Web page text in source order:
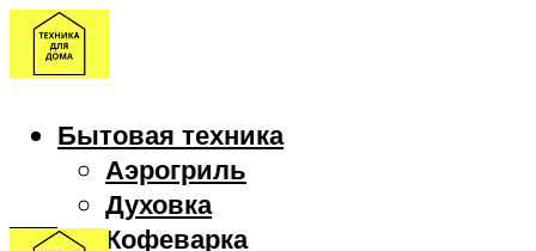
Бытовая техника
Аэрогриль
Духовка
Кофеварка